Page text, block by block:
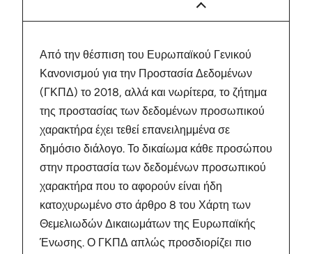
Από την θέσπιση του Ευρωπαϊκού Γενικού
Κανονισμού για την Προστασία Δεδομένων
(ΓΚΠΔ) το 2018, αλλά και νωρίτερα, το ζήτημα
της προστασίας των δεδομένων προσωπικού
χαρακτήρα έχει τεθεί επανειλημμένα σε
δημόσιο διάλογο. Το δικαίωμα κάθε προσώπου
στην προστασία των δεδομένων προσωπικού
χαρακτήρα που το αφορούν είναι ήδη
κατοχυρωμένο στο άρθρο 8 του Χάρτη των
Θεμελιωδών Δικαιωμάτων της Ευρωπαϊκής
Ένωσης. Ο ΓΚΠΔ απλώς προσδιορίζει πιο